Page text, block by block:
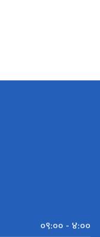
०९:०० - ४:००